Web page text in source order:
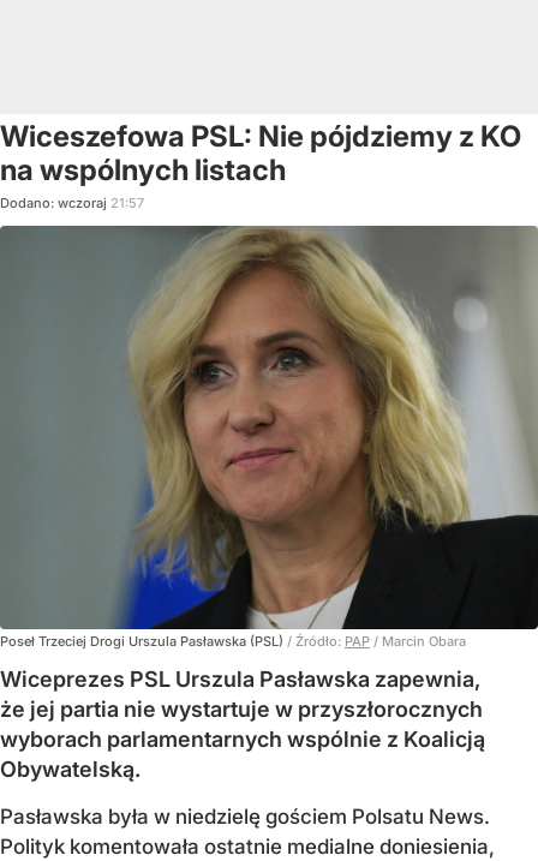
Wiceszefowa PSL: Nie pójdziemy z KO
na wspólnych listach
Dodano: wczoraj 21:57
Poseł Trzeciej Drogi Urszula Pasławska (PSL) / Źródło: PAP / Marcin Obara
Wiceprezes PSL Urszula Pasławska zapewnia,
że jej partia nie wystartuje w przyszłorocznych
wyborach parlamentarnych wspólnie z Koalicją
Obywatelską.
Pasławska była w niedzielę gościem Polsatu News.
Polityk komentowała ostatnie medialne doniesienia,